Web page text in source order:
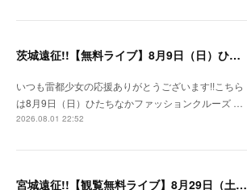
茨城遠征!!【無料ライブ】8月9日（日）ひたちなかファッションクルーズ 野外ステージ
いつも雷都少女の応援ありがとうございます!!こちら
は8月9日（日）ひたちなかファッションクルーズ …
2026.08.01 22:52
宮城遠征!!【観覧無料ライブ】8月29日（土）八木山ベニーランド